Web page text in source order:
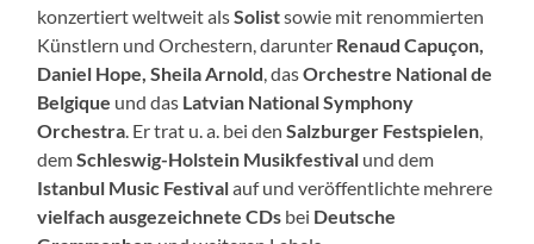
konzertiert weltweit alsSolistsowie mit renommierten
Künstlern und Orchestern, darunter Renaud Capuçon,
Daniel Hope, Sheila Arnold , dasOrchestre National de
Belgique und das Latvian National Symphony
Orchestra . Er trat u. a. bei denSalzburger Festspielen
demSchleswig-Holstein Musikfestival und dem
Istanbul Music Festivalauf und veröffentlichte mehrere
vielfach ausgezeichnete CDs bei Deutsche